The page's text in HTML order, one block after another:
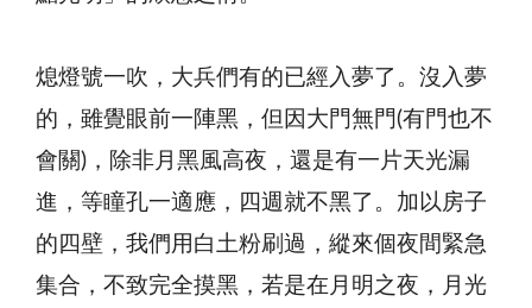
熄燈號一吹，大兵們有的已經入夢了。沒入夢
的，雖覺眼前一陣黑，但因大門無門(有門也不
會關)，除非月黑風高夜，還是有一片天光漏
進，等瞳孔一適應，四週就不黑了。加以房子
的四壁，我們用白土粉刷過，縱來個夜間緊急
集合，不致完全摸黑，若是在月明之夜，月光